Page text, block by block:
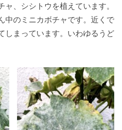
、シシトウを植えています。
中のミニカボチャです。近くで
しまっています。いわゆるうど